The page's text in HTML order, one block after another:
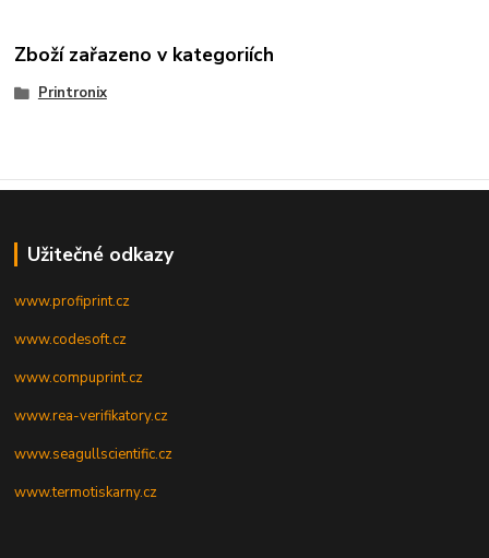
Zboží zařazeno v kategoriích
Printronix
Užitečné odkazy
www.profiprint.cz
www.codesoft.cz
www.compuprint.cz
www.rea-verifikatory.cz
www.seagullscientific.cz
www.termotiskarny.cz